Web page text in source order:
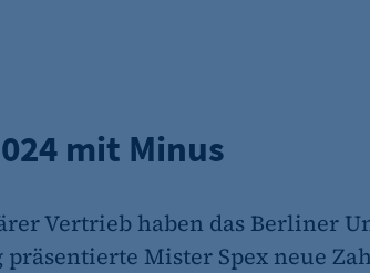
mit Minus
Vertrieb haben das Berliner
Mister Spex neue